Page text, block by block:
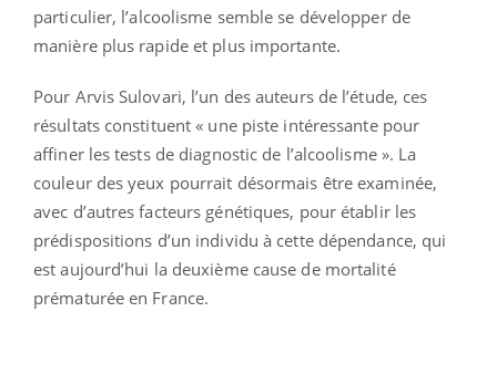
particulier, l’alcoolisme semble se développer de
manière plus rapide et plus importante.
Pour Arvis Sulovari, l’un des auteurs de l’étude, ces
résultats constituent « une piste intéressante pour
affiner les tests de diagnostic de l’alcoolisme ». La
couleur des yeux pourrait désormais être examinée,
avec d’autres facteurs génétiques, pour établir les
prédispositions d’un individu à cette dépendance, qui
est aujourd’hui la deuxième cause de mortalité
prématurée en France.